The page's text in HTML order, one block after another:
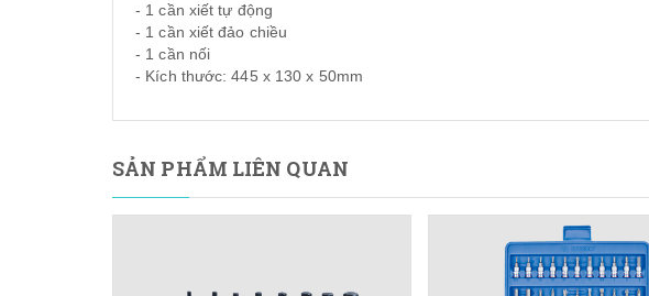
- 1 cần xiết tự động
- 1 cần xiết đảo chiều
- 1 cần nối
- Kích thước: 445 x 130 x 50mm
SẢN PHẨM LIÊN QUAN